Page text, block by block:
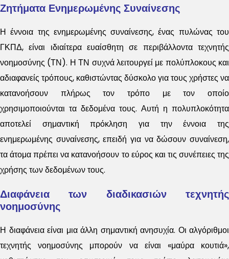
Ζητήματα Ενημερωμένης Συναίνεσης
Η έννοια της ενημερωμένης συναίνεσης, ένας πυλώνας του
ΓΚΠΔ, είναι ιδιαίτερα ευαίσθητη σε περιβάλλοντα τεχνητής
νοημοσύνης (ΤΝ). Η ΤΝ συχνά λειτουργεί με πολύπλοκους και
αδιαφανείς τρόπους, καθιστώντας δύσκολο για τους χρήστες να
κατανοήσουν πλήρως τον τρόπο με τον οποίο
χρησιμοποιούνται τα δεδομένα τους. Αυτή η πολυπλοκότητα
αποτελεί σημαντική πρόκληση για την έννοια της
ενημερωμένης συναίνεσης, επειδή για να δώσουν συναίνεση,
τα άτομα πρέπει να κατανοήσουν το εύρος και τις συνέπειες της
χρήσης των δεδομένων τους.
Διαφάνεια των διαδικασιών τεχνητής
νοημοσύνης
Η διαφάνεια είναι μια άλλη σημαντική ανησυχία. Οι αλγόριθμοι
τεχνητής νοημοσύνης μπορούν να είναι «μαύρα κουτιά»,